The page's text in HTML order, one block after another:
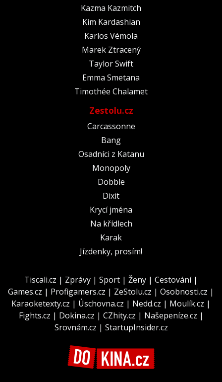
Kazma Kazmitch
Kim Kardashian
Karlos Vémola
Marek Ztracený
Taylor Swift
Emma Smetana
Timothée Chalamet
Zestolu.cz
Carcassonne
Bang
Osadníci z Katanu
Monopoly
Dobble
Dixit
Krycí jména
Na křídlech
Karak
Jízdenky, prosím!
Tiscali.cz | Zprávy | Sport | Ženy | Cestování|
Games.cz | Profigamers.cz | ZeStolu.cz | Osobnosti.cz |
Karaoketexty.cz | Úschovna.cz | Nedd.cz | Moulík.cz |
Fights.cz | Dokina.cz | CZhity.cz | Našepeníze.cz |
Srovnám.cz | StartupInsider.cz